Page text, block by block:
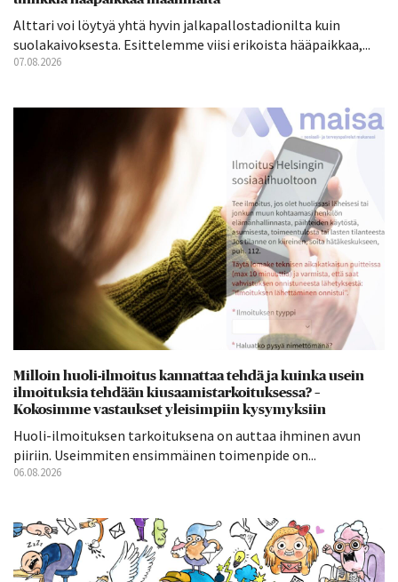
Alttari voi löytyä yhtä hyvin jalkapallostadionilta kuin
suolakaivoksesta. Esittelemme viisi erikoista hääpaikkaa,...
07.08.2026
Milloin huoli-ilmoitus kannattaa tehdä ja kuinka usein
ilmoituksia tehdään kiusaamistarkoituksessa? –
Kokosimme vastaukset yleisimpiin kysymyksiin
Huoli-ilmoituksen tarkoituksena on auttaa ihminen avun
piiriin. Useimmiten ensimmäinen toimenpide on...
06.08.2026